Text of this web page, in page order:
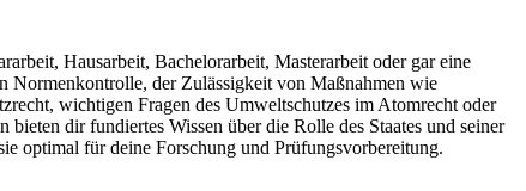
Hausarbeit, Bachelorarbeit, Masterarbeit oder gar eine
Normenkontrolle, der Zulässigkeit von Maßnahmen wie
wichtigen Fragen des Umweltschutzes im Atomrecht oder
dir fundiertes Wissen über die Rolle des Staates und seiner
optimal für deine Forschung und Prüfungsvorbereitung.